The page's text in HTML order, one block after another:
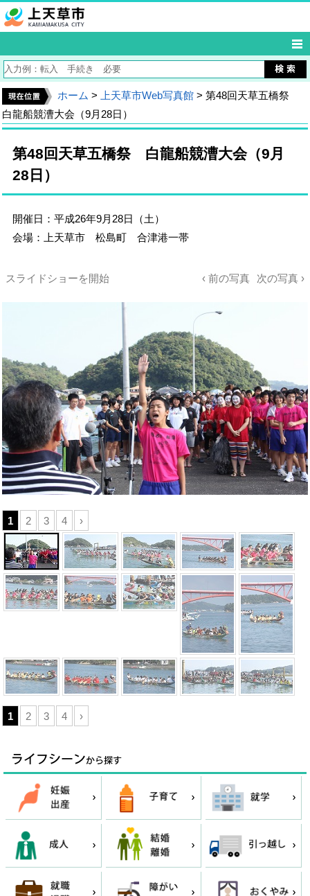
ホーム > 上天草市Web写真館 > 第48回天草五橋祭
白龍船競漕大会（9月28日）
第48回天草五橋祭 白龍船競漕大会（9月
28日）
開催日：平成26年9月28日（土）
会場：上天草市 松島町 合津港一帯
スライドショーを開始 ‹ 前の写真 次の写真 ›
1 2 3 4 ›
1 2 3 4 ›